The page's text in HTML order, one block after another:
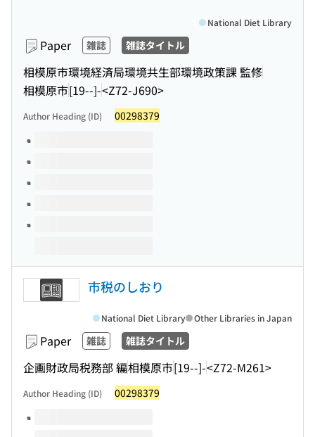
Paper 雑誌 雑誌タイトル
相模原市環境経済局環境共生部環境政策課 監修
相模原市[19--]-<Z72-J690>
National Diet Library
Author Heading (ID) 00298379
Volumes of this title
市税のしおり
Paper 雑誌 雑誌タイトル
企画財政局税務部 編相模原市[19--]-<Z72-M261>
National Diet Library Other Libraries in Japan
Author Heading (ID) 00298379
Volumes of this title